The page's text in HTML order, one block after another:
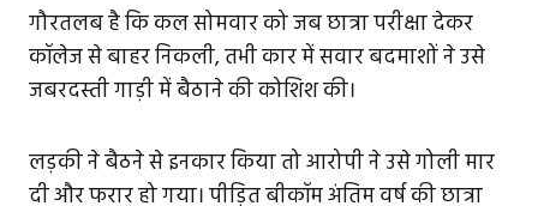
गौरतलब है कि कल सोमवार को जब छात्रा परीक्षा देकर
कॉलेज से बाहर निकली, तभी कार में सवार बदमाशों ने उसे
जबरदस्ती गाड़ी में बैठाने की कोशिश की।
लड़की ने बैठने से इनकार किया तो आरोपी ने उसे गोली मार
दी और फरार हो गया। पीड़ित बीकॉम अंतिम वर्ष की छात्रा